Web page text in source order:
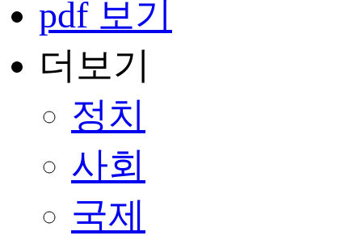
pdf 보기
더보기
정치
사회
국제